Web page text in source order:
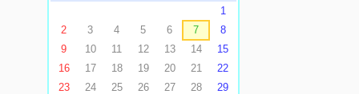
1
2
3 4 5 6 7
8
9
10 11 12 13 14
15
16
17 18 19 20 21
22
23
24 25 26 27 28
29